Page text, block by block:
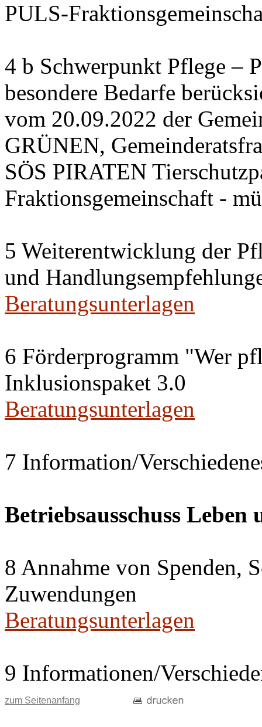
PULS-
4 b Schwerpunkt Pflege –
besondere Bedarfe
vom 20.09.2022 der
GRÜNEN,
SÖS PIRATEN
Fraktionsgemeinschaft -
5 Weiterentwicklung der
und
Beratungsunterlagen
6 Förderprogramm "Wer
Inklusionspaket 3.0
Beratungsunterlagen
7 Information/
Betriebsausschuss Leben
8 Annahme von Spenden,
Zuwendungen
Beratungsunterlagen
9 Informationen/
zum Seitenanfang